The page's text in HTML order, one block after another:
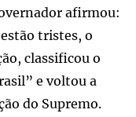
afirmou:
tristes, o
classificou o
e voltou a
do Supremo.